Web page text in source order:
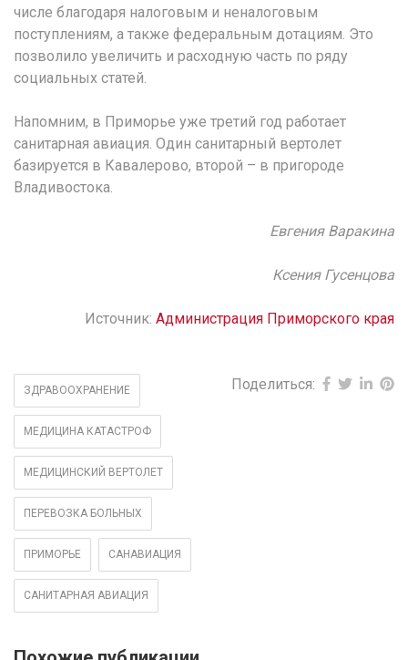
числе благодаря налоговым и неналоговым
поступлениям, а также федеральным дотациям. Это
позволило увеличить и расходную часть по ряду
социальных статей.
Напомним, в Приморье уже третий год работает
санитарная авиация. Один санитарный вертолет
базируется в Кавалерово, второй – в пригороде
Владивостока.
Евгения Варакина
Ксения Гусенцова
Источник: Администрация Приморского края
ЗДРАВООХРАНЕНИЕ
МЕДИЦИНА КАТАСТРОФ
МЕДИЦИНСКИЙ ВЕРТОЛЕТ
ПЕРЕВОЗКА БОЛЬНЫХ
ПРИМОРЬЕ САНАВИАЦИЯ
САНИТАРНАЯ АВИАЦИЯ
Поделиться: